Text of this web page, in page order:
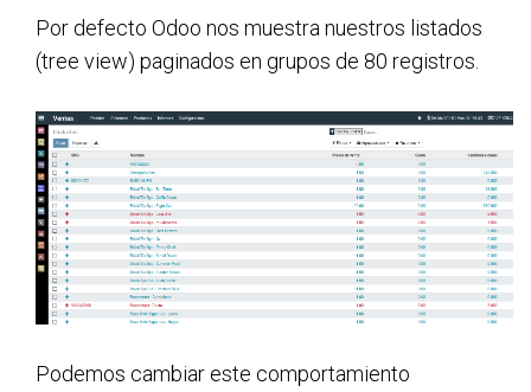
Por defecto Odoo nos muestra nuestros listados
(tree view) paginados en grupos de 80 registros.
Podemos cambiar este comportamiento